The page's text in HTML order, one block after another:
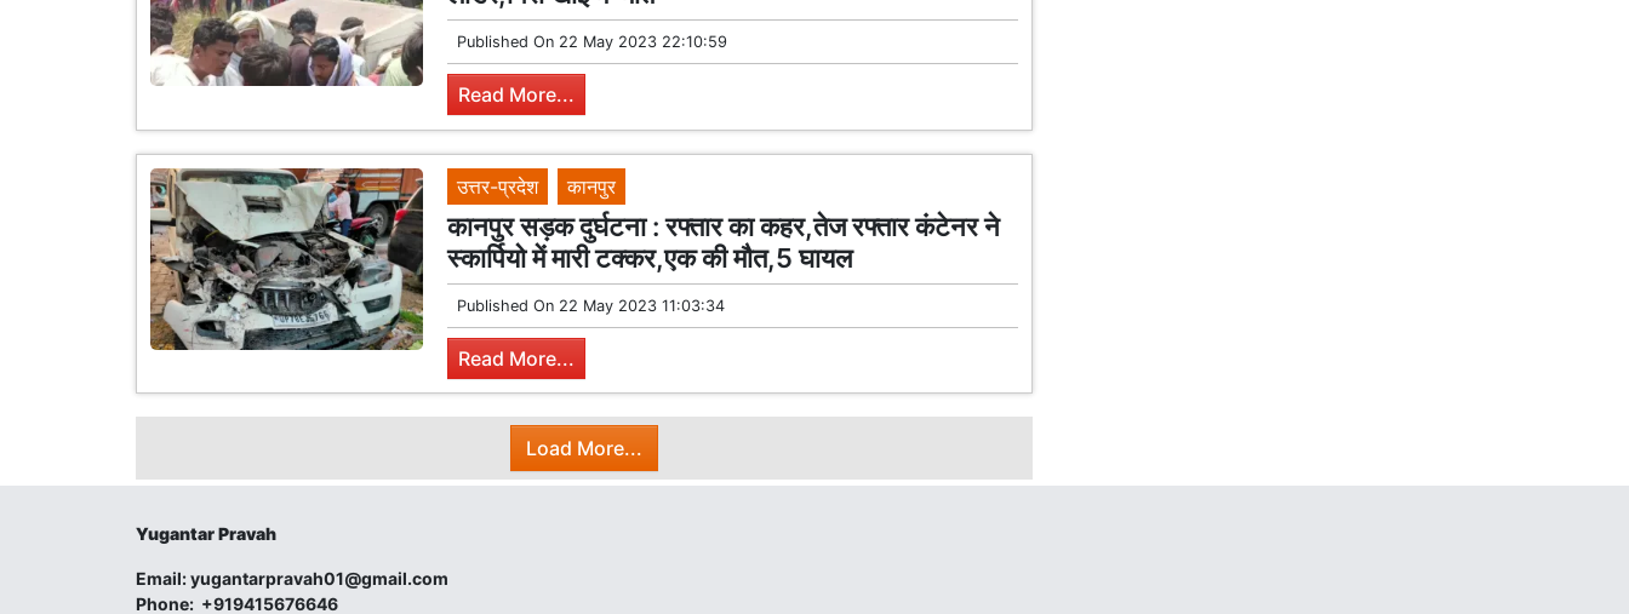
Published On 22 May 2023 22:10:59
Read More...
उत्तर-प्रदेश कानपुर
कानपुर सड़क दुर्घटना : रफ्तार का कहर,तेज रफ्तार कंटेनर ने
स्कार्पियो में मारी टक्कर,एक की मौत,5 घायल
Published On 22 May 2023 11:03:34
Read More...
Load More...
Yugantar Pravah
Email:yugantarpravah01@gmail.com
Phone: +919415676646